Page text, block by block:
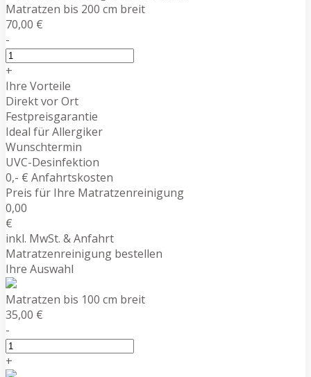
Matratzen bis 200 cm breit
70,00 €
-
+
Ihre Vorteile
Direkt vor Ort
Festpreisgarantie
Ideal für Allergiker
Wunschtermin
UVC-Desinfektion
0,- € Anfahrtskosten
Preis für Ihre Matratzenreinigung
0,00
€
inkl. MwSt. & Anfahrt
Matratzenreinigung bestellen
Ihre Auswahl
Matratzen bis 100 cm breit
35,00 €
-
+